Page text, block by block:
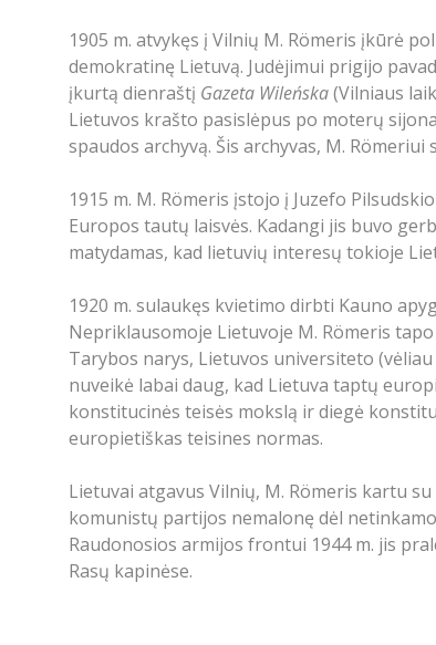
1905 m. atvykęs į Vilnių M. Römeris įkūrė
demokratinę Lietuvą. Judėjimui prigijo
įkurtą dienraštį Gazeta Wileńska(Vilniaus
Lietuvos krašto pasislėpus po moterų
spaudos archyvą. Šis archyvas, M.
1915 m. M. Römeris įstojo į Juzefo
Europos tautų laisvės. Kadangi jis buvo
matydamas, kad lietuvių interesų tokioje
1920 m. sulaukęs kvietimo dirbti Kauno
Nepriklausomoje Lietuvoje M. Römeris
Tarybos narys, Lietuvos universiteto
nuveikė labai daug, kad Lietuva taptų
konstitucinės teisės mokslą ir diegė
europietiškas teisines normas.
Lietuvai atgavus Vilnių, M. Römeris kartu
komunistų partijos nemalonę dėl
Raudonosios armijos frontui 1944 m. jis
Rasų kapinėse.